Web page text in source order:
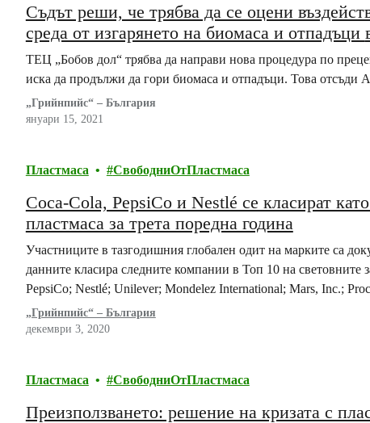
Съдът реши, че трябва да се оцени
ТЕЦ „Бобов дол“ трябва да направи нова процедура по
иска да продължи да гори биомаса и отпадъци. Това отсъди
„Грийнпийс“ – България
януари 15, 2021
Пластмаса СвободниОтПластмаса
Coca-Cola, PepsiCo и Nestlé се класират
пластмаса за трета поредна година
Участниците в тазгодишния глобален одит на марките са
данните класира следните компании в Топ 10 на световните
PepsiCo; Nestlé; Unilever; Mondelez International; Mars, Inc.;
Palmolive; и Perfetti Van Melle.
„Грийнпийс“ – България
декември 3, 2020
Пластмаса СвободниОтПластмаса
Преизползването: решение на кризата с